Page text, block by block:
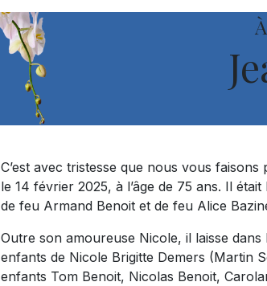
C’est avec tristesse que nous vous
le 14 février 2025, à l’âge de 75 ans. Il
de feu Armand Benoit et de feu Alice
Outre son amoureuse Nicole, il laisse
enfants de Nicole Brigitte Demers (Martin
enfants Tom Benoit, Nicolas Benoit,